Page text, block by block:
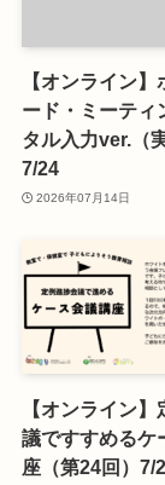
【オンライン
ード・ミーティ
タル入力ver.（
7/24
2026年07月14日
【オンライン
議ですすめるケ
座（第24回）7/